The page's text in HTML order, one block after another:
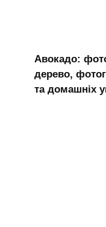
Авокадо:
дерево,
та домашніх